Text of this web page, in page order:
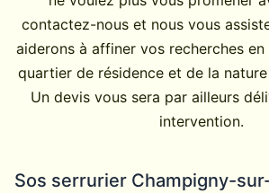
contactez-nous et nous vous
aiderons à affiner vos recherches
quartier de résidence et de la
Un devis vous sera par ailleurs
intervention.
Sos serrurier Champigny-